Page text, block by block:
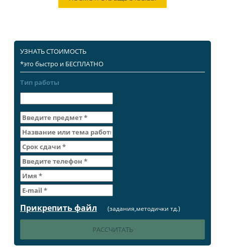
УЗНАТЬ СТОИМОСТЬ
*это быстро и БЕСПЛАТНО
Тип работы
Прикрепить файл (задания,методички тд.)